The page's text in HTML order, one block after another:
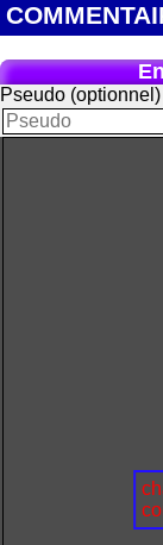
Pseudo (optionnel)